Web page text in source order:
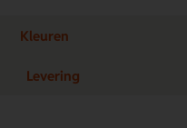
Kleuren
Levering